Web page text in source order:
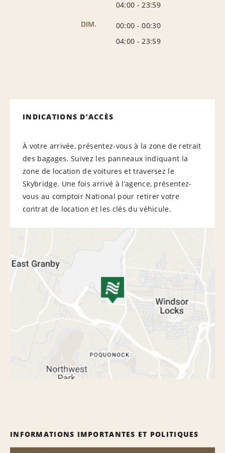
04:00 - 23:59
DIM.
00:00 -00:30
04:00 - 23:59
INDICATIONS D’ACCÈS
À votre arrivée, présentez-vous à la zone de retrait
des bagages. Suivez les panneaux indiquant la
zone de location de voitures et traversez le
Skybridge. Une fois arrivé à l’agence, présentez-
vous au comptoir National pour retirer votre
contrat de location et les clés du véhicule.
INFORMATIONS IMPORTANTES ET POLITIQUES